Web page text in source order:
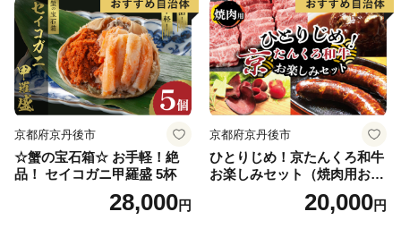
京都府京丹後市
☆蟹の宝石箱☆ お手軽！絶
品！ セイコガニ甲羅盛 5杯
28,000円
京都府京丹後市
ひとりじめ！京たんくろ和牛
お楽しみセット（焼肉用お
肉、ハンバーグ、生ハム、ソ
ーセージ）食べ比べ お試し
20,000円